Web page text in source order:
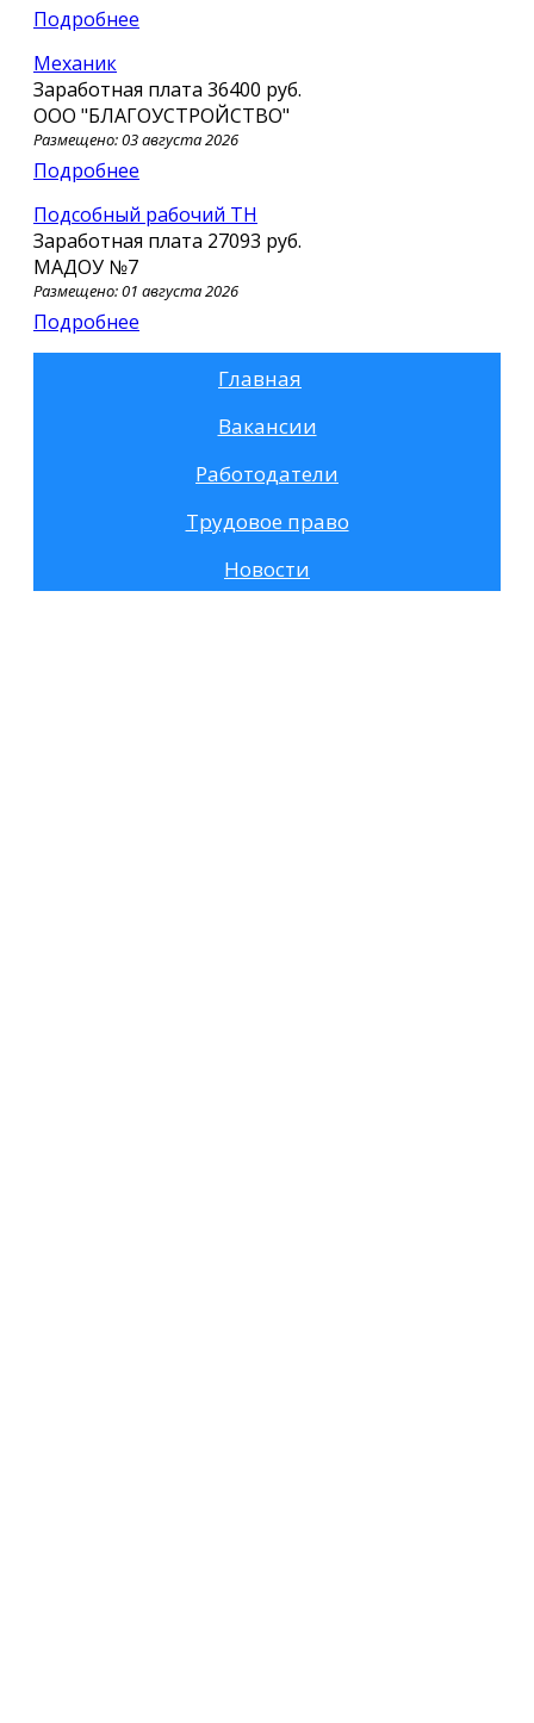
Подробнее
Механик
Заработная плата 36400 руб.
ООО "БЛАГОУСТРОЙСТВО"
Размещено: 03 августа 2026
Подробнее
Подсобный рабочий ТН
Заработная плата 27093 руб.
МАДОУ №7
Размещено: 01 августа 2026
Подробнее
Главная
Вакансии
Работодатели
Трудовое право
Новости